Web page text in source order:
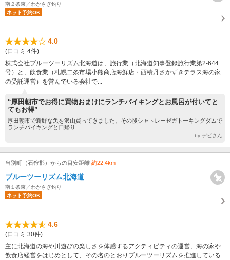
南２条東／わかさぎ釣り
ネット予約OK
4.0
(口コミ 4件)
株式会社ブルーツーリズム北海道は、旅行業（北海道知事登録旅行業第2-644
号）と、飲食業（札幌二条市場小熊商店海鮮店・西積丹さかずきテラス海の家
の受託運営）を営んでいる会社で...
“厚田朝市でお得に買物おまけにランチバイキングとお風呂が付いてと
てもお得”
厚田朝市で新鮮な魚を沢山買ってきました。その後シャトレーゼガトーキングダムで
ランチバイキングと日帰り...
by デビさん
当別町（石狩郡）からの目安距離 約22.4km
ブルーツーリズム北海道
南１条東／わかさぎ釣り
ネット予約OK
4.6
(口コミ 30件)
主に北海道の海や川遊びの楽しさを体感するアクティビティの運営、海の家や
飲食店経営をはじめとして、その名のとおりブルーツーリズムを推進している